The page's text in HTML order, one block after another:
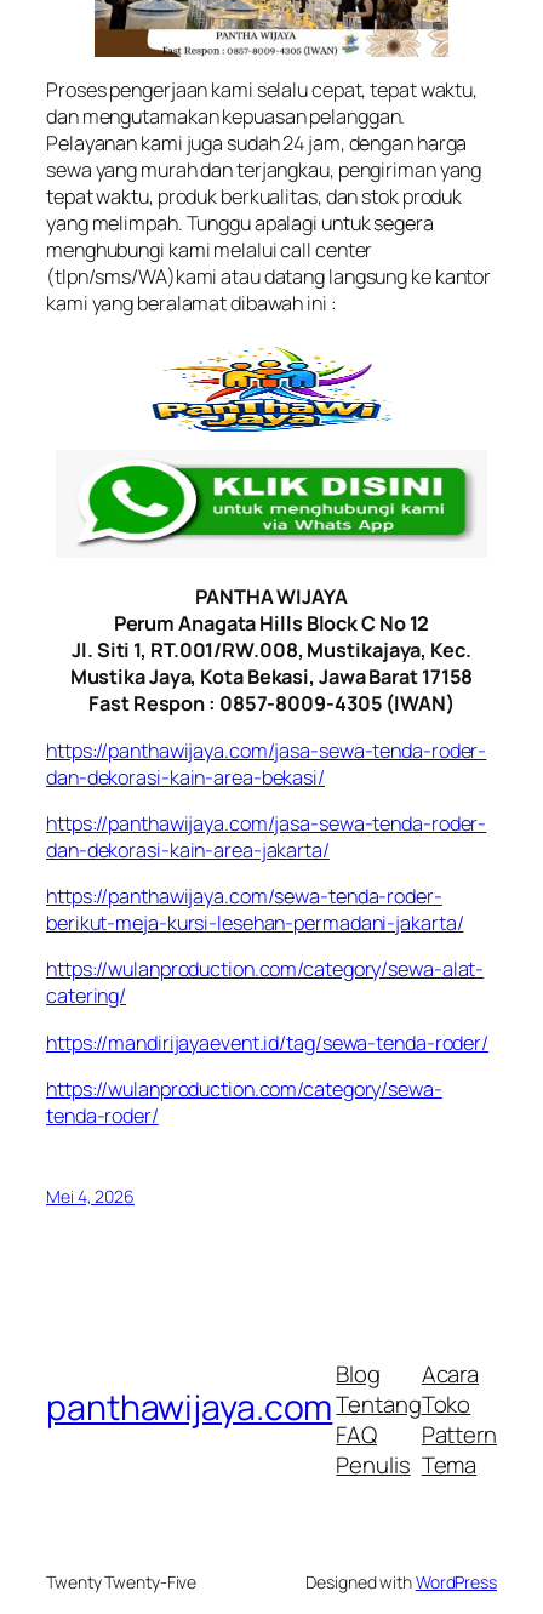
Proses pengerjaan kami selalu cepat, tepat waktu,
dan mengutamakan kepuasan pelanggan.
Pelayanan kami juga sudah 24 jam, dengan harga
sewa yang murah dan terjangkau, pengiriman yang
tepat waktu, produk berkualitas, dan stok produk
yang melimpah. Tunggu apalagi untuk segera
menghubungi kami melalui call center
(tlpn/sms/WA)kami atau datang langsung ke kantor
kami yang beralamat dibawah ini :
PANTHA WIJAYA
Perum Anagata Hills Block C No 12
Jl. Siti 1, RT.001/RW.008, Mustikajaya, Kec.
Mustika Jaya, Kota Bekasi, Jawa Barat 17158
Fast Respon : 0857-8009-4305 (IWAN)
https://panthawijaya.com/jasa-sewa-tenda-roder-
dan-dekorasi-kain-area-bekasi/
https://panthawijaya.com/jasa-sewa-tenda-roder-
dan-dekorasi-kain-area-jakarta/
https://panthawijaya.com/sewa-tenda-roder-
berikut-meja-kursi-lesehan-permadani-jakarta/
https://wulanproduction.com/category/sewa-alat-
catering/
https://mandirijayaevent.id/tag/sewa-tenda-roder/
https://wulanproduction.com/category/sewa-
tenda-roder/
Mei 4, 2026
panthawijaya.com
Blog
Tentang
FAQ
Penulis
Acara
Toko
Pattern
Tema
Twenty Twenty-Five Designed withWordPress